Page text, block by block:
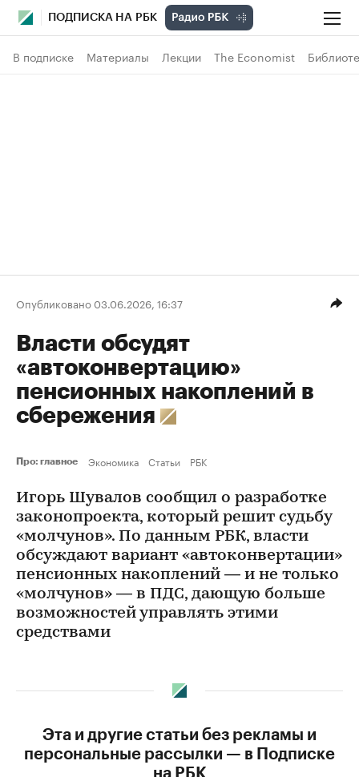
ПОДПИСКА НА РБК
В подписке Материалы Лекции The Economist
Опубликовано 03.06.2026, 16:37
Власти обсудят
«автоконвертацию»
пенсионных накоплений в
сбережения
Про: главное Экономика Статьи РБК
Игорь Шувалов сообщил о разработке
законопроекта, который решит судьбу
«молчунов». По данным РБК, власти
обсуждают вариант «автоконвертации»
пенсионных накоплений — и не только
«молчунов» — в ПДС, дающую больше
возможностей управлять этими
средствами
Эта и другие статьи без рекламы и
персональные рассылки — в Подписке
на РБК